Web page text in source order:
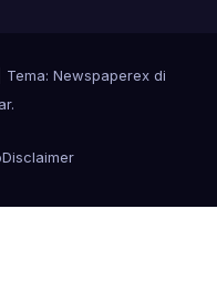
Tema: Newspaperex di
.
Disclaimer